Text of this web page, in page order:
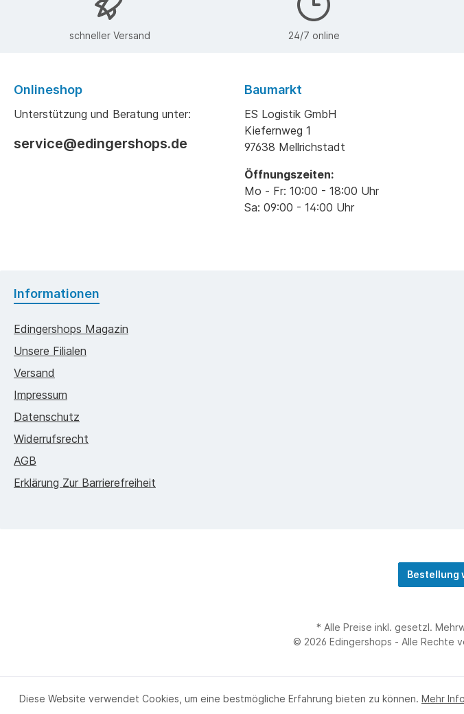
schneller Versand 24/7 online
Onlineshop
Unterstützung und Beratung unter:
service@edingershops.de
Baumarkt
ES Logistik GmbH
Kiefernweg 1
97638 Mellrichstadt
Öffnungszeiten:
Mo - Fr: 10:00 - 18:00 Uhr
Sa: 09:00 - 14:00 Uhr
Informationen
Edingershops Magazin
Unsere Filialen
Versand
Impressum
Datenschutz
Widerrufsrecht
AGB
Erklärung Zur Barrierefreiheit
Bestellung
* Alle Preise inkl. gesetzl.
© 2026 Edingershops - Alle Rechte
Diese Website verwendet Cookies, um eine bestmögliche Erfahrung bieten zu können. Mehr